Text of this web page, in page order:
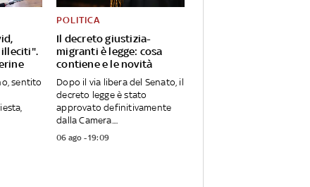
illeciti".
sentito
Il decreto giustizia-
migranti è legge: cosa
contiene e le novità
POLITICA
Dopo il via libera del Senato, il
decreto legge è stato
approvato definitivamente
dalla Camera....
06 ago - 19:09